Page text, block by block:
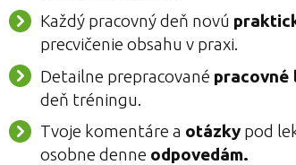
Každý pracovný deň novú
precvičenie obsahu v praxi.
Detailne prepracované pracovné
deň tréningu.
Tvoje komentáre a otázky pod
osobne denne odpovedám.